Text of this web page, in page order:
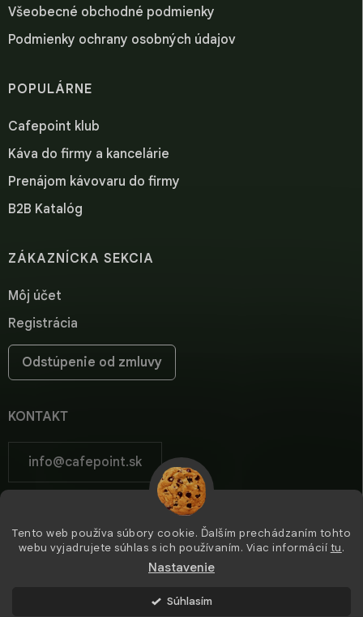
Tento web používa súbory cookie. Ďalším prechádzaním tohto
webu vyjadrujete súhlas s ich používaním. Viac informácií tu.
Nastavenie
Súhlasím
Všeobecné obchodné podmienky
Podmienky ochrany osobných údajov
POPULÁRNE
Cafepoint klub
Káva do firmy a kancelárie
Prenájom kávovaru do firmy
B2B Katalóg
ZÁKAZNÍCKA SEKCIA
Môj účet
Registrácia
Odstúpenie od zmluvy
KONTAKT
info@cafepoint.sk
cafepoint_sk/